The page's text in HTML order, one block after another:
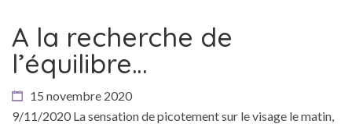
A la recherche de
l’équilibre…
15 novembre 2020
9/11/2020 La sensation de picotement sur le visage le matin,